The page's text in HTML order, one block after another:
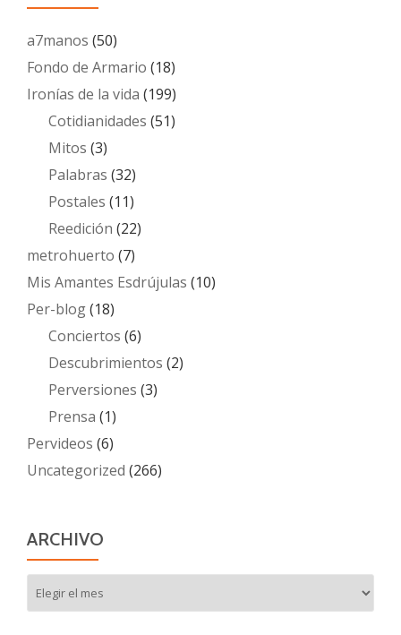
a7manos (50)
Fondo de Armario (18)
Ironías de la vida (199)
Cotidianidades (51)
Mitos (3)
Palabras (32)
Postales (11)
Reedición (22)
metrohuerto (7)
Mis Amantes Esdrújulas (10)
Per-blog(18)
Conciertos (6)
Descubrimientos (2)
Perversiones (3)
Prensa (1)
Pervideos (6)
Uncategorized (266)
ARCHIVO